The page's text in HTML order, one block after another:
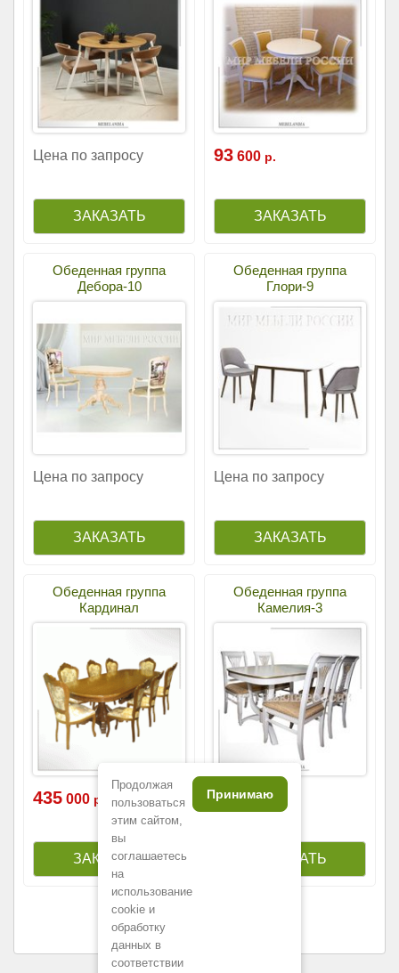
Цена по запросу 93 600 р.
Обеденная группа
Дебора-10
Цена по запросу
Обеденная группа
Глори-9
Цена по запросу
Обеденная группа
Кардинал
435 000 р.
Обеденная группа
Камелия-3
106 900р.
Продолжая
пользоваться
этим сайтом,
вы
соглашаетесь
на
использование
cookie и
обработку
данных в
соответствии
Принимаю